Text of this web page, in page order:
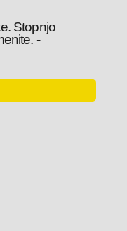
Stopnjo
-